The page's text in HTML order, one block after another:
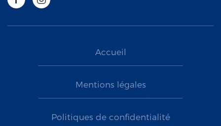
Accueil
Mentions légales
Politiques de confidentialité